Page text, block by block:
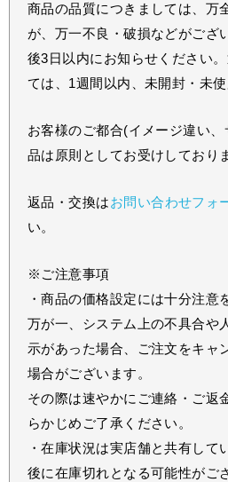
商品の品質につきましては、万
が、万一不良・破損などがござ
後3日以内にお知らせください
ては、1週間以内、未開封・未使
お客様のご都合(イメージ違い
品は原則としてお受けしており
返品・交換はお問い合わせフォ
い。
※ご注意事項
・商品の価格設定には十分注意
万が一、システム上の不具合や
示があった場合、ご注文をキャ
場合がございます。
その際は速やかにご連絡・ご返
らかじめご了承ください。
・在庫状況は実店舗と共有して
後に在庫切れとなる可能性がご